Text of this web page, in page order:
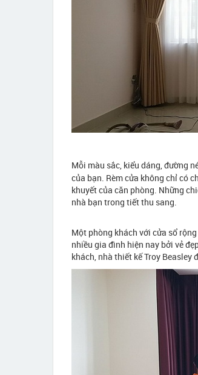
Mỗi màu sắc, kiểu dáng, đường
của bạn. Rèm cửa không chỉ có
khuyết của căn phòng. Những
nhà bạn trong tiết thu sang.
Một phòng khách với cửa sổ
nhiều gia đình hiện nay bởi vẻ
khách, nhà thiết kế Troy